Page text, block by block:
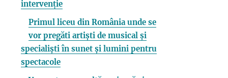
intervenție
Primul liceu din România unde se
vor pregăti artiști de musical și
specialiști în sunet și lumini pentru
spectacole